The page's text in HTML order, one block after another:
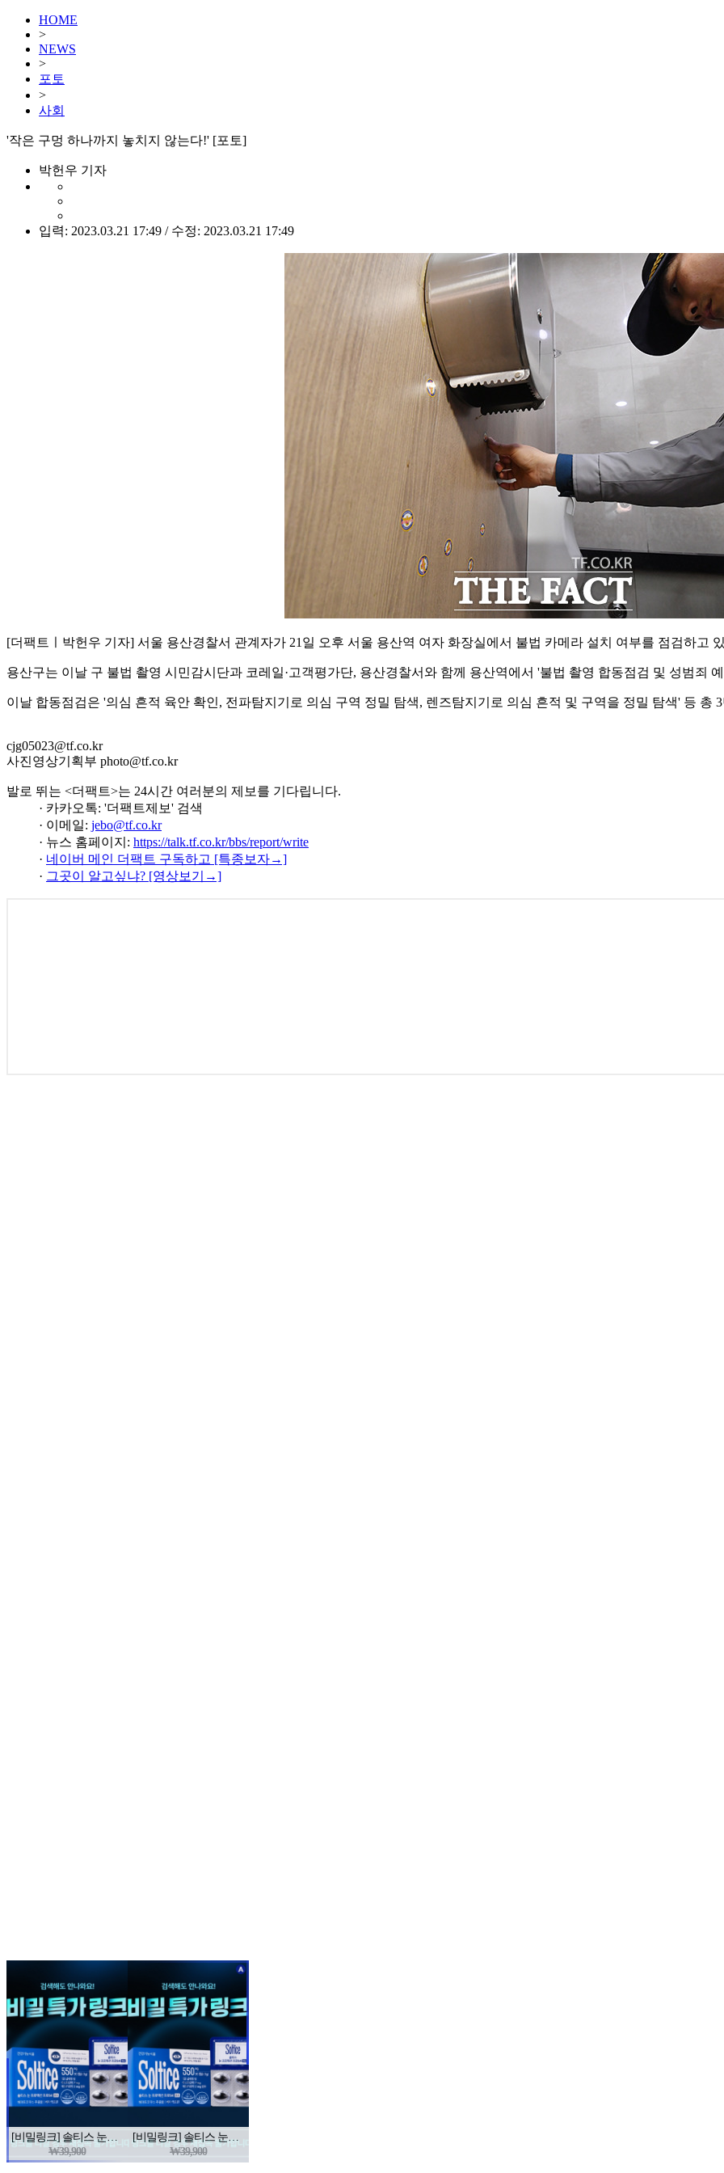
HOME
>
NEWS
>
포토
>
사회
'작은 구멍 하나까지 놓치지 않는다!' [포토]
박헌우 기자
입력: 2023.03.21 17:49 / 수정: 2023.03.21 17:49
[더팩트ㅣ박헌우 기자] 서울 용산경찰서 관계자가 21일 오후 서울 용산역 여자 화장실에서 불법 카메라 설치 여부를 점검하고
용산구는 이날 구 불법 촬영 시민감시단과 코레일·고객평가단, 용산경찰서와 함께 용산역에서 '불법 촬영 합동점검 및 성범죄
이날 합동점검은 '의심 흔적 육안 확인, 전파탐지기로 의심 구역 정밀 탐색, 렌즈탐지기로 의심 흔적 및 구역을 정밀 탐색' 등 총
cjg05023@tf.co.kr
사진영상기획부 photo@tf.co.kr
발로 뛰는 <더팩트>는 24시간 여러분의 제보를 기다립니다.
· 카카오톡: '더팩트제보' 검색
· 이메일: jebo@tf.co.kr
· 뉴스 홈페이지: https://talk.tf.co.kr/bbs/report/write
· 네이버 메인 더팩트 구독하고 [특종보자→]
· 그곳이 알고싶냐? [영상보기→]